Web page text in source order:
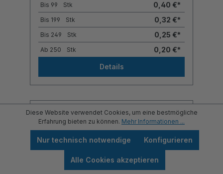
Bis 99 Stk 0,40 €*
Bis 199 Stk 0,32 €*
Bis 249 Stk 0,25 €*
Ab 250 Stk
0,20 €*
Details
Diese Website verwendet Cookies, um eine bestmögliche
Erfahrung bieten zu können. Mehr Informationen ...
Nur technisch notwendige Konfigurieren
Alle Cookies akzeptieren